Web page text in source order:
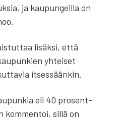
ja kau­pun­geil­la on
lisäk­si, että
yhtei­set
itses­sään­kin.
eli 40 pro­sent­
kom­men­toi, sil­lä on